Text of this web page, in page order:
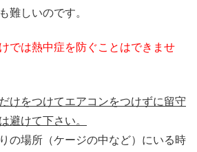
難しいのです。
では熱中症を防ぐことはできませ
けをつけてエアコンをつけずに留守
避けて下さい。
の場所（ケージの中など）にいる時